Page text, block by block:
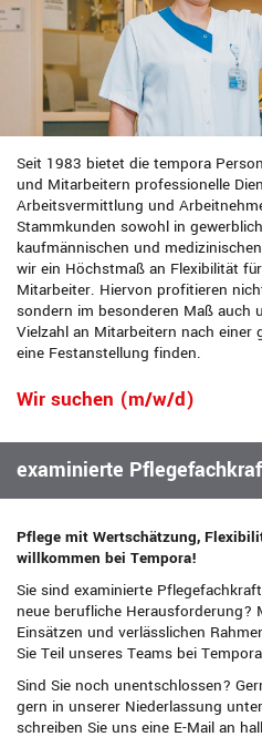
Seit 1983 bietet die tempora
und Mitarbeitern professionelle
Arbeitsvermittlung und
Stammkunden sowohl in
kaufmännischen und
wir ein Höchstmaß an Flexibilität
Mitarbeiter. Hiervon profitieren
sondern im besonderen Maß auch
Vielzahl an Mitarbeitern nach einer
eine Festanstellung finden.
Wir suchen (m/w/d)
examinierte
Pflege mit Wertschätzung,
willkommen bei Tempora!
Sie sind examinierte
neue berufliche Herausforderung?
Einsätzen und verlässlichen
Sie Teil unseres Teams bei
Sind Sie noch unentschlossen?
gern in unserer Niederlassung
schreiben Sie uns eine E-Mail an